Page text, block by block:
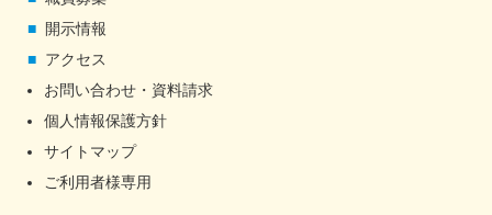
開示情報
アクセス
お問い合わせ・資料請求
個人情報保護方針
サイトマップ
ご利用者様専用